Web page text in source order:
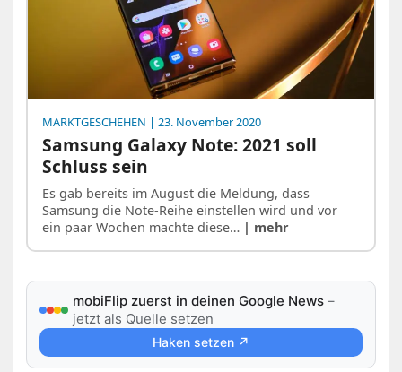
MARKTGESCHEHEN | 23. November 2020
Samsung Galaxy Note: 2021 soll
Schluss sein
Es gab bereits im August die Meldung, dass
Samsung die Note-Reihe einstellen wird und vor
ein paar Wochen machte diese… | mehr
mobiFlip zuerst in deinen Google News –
jetzt als Quelle setzen
Haken setzen ↗